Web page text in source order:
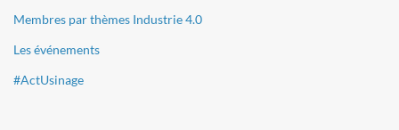
Membres par thèmes Industrie 4.0
Les événements
#ActUsinage